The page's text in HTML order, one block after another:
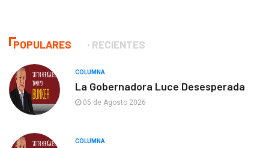
POPULARES RECIENTES
COLUMNA
La Gobernadora Luce Desesperada
05 de Agosto 2026
COLUMNA